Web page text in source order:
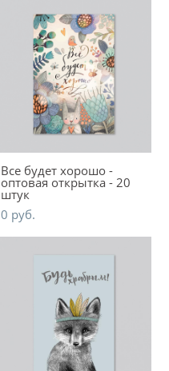
Все будет хорошо -
оптовая открытка - 20
штук
0 pуб.